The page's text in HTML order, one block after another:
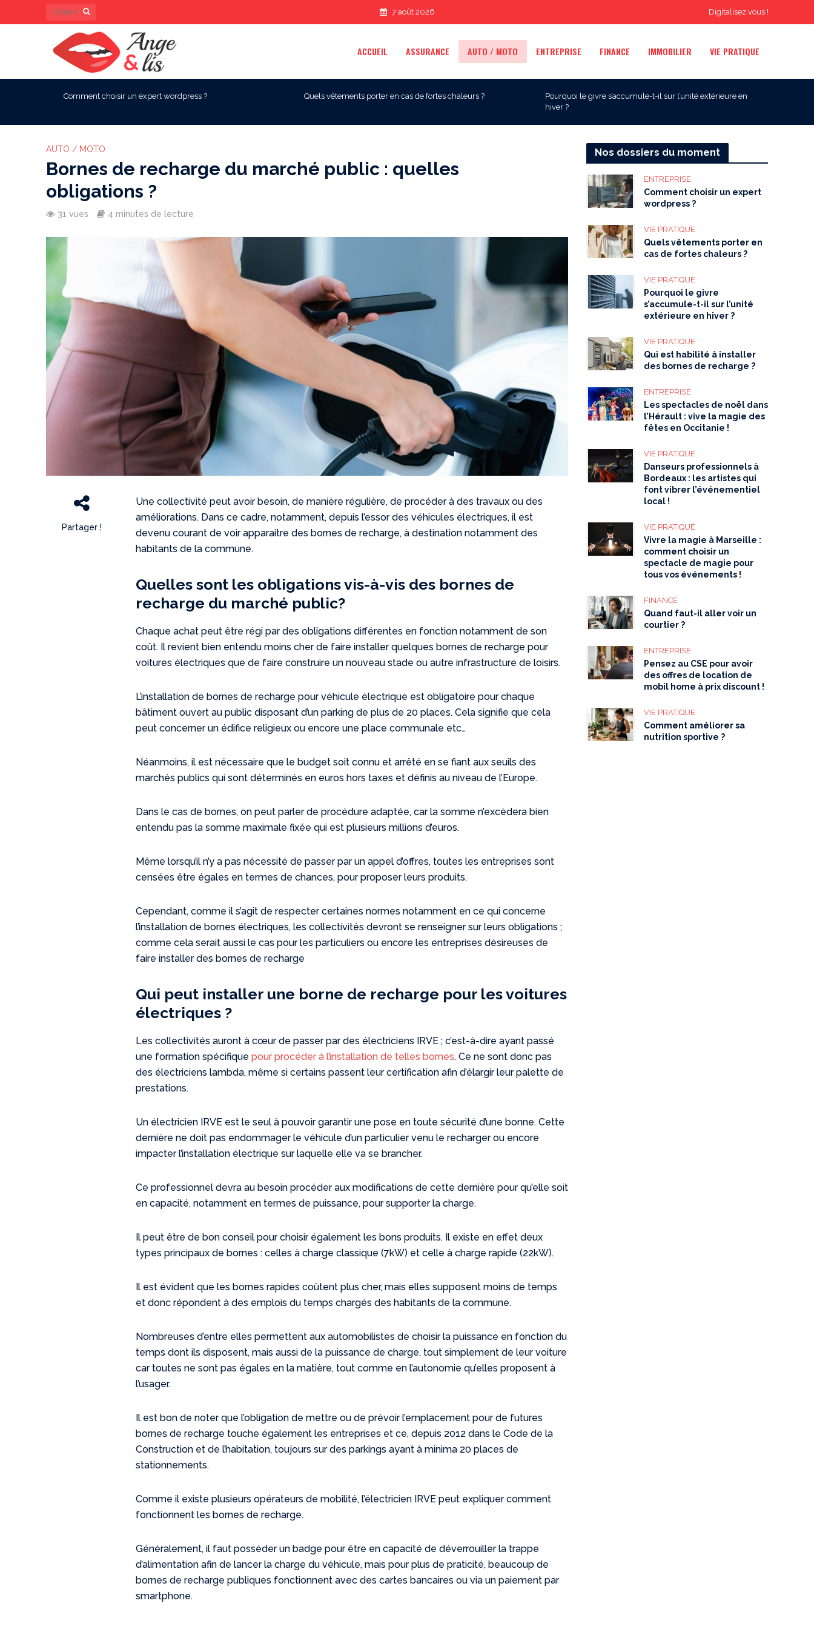
Digitalisez vous !
7 août 2026
ACCUEIL ASSURANCE AUTO / MOTO ENTREPRISE FINANCE IMMOBILIER VIE PRATIQUE
Comment choisir un expert wordpress ? Quels vêtements porter en cas de fortes chaleurs ?
Pourquoi le givre s’accumule-t-il sur l’unité extérieure en
hiver ?
AUTO / MOTO
Bornes de recharge du marché public : quelles
obligations ?
31 vues 4 minutes de lecture
Partager !
Une collectivité peut avoir besoin, de manière régulière, de procéder à des travaux ou des
améliorations. Dans ce cadre, notamment, depuis l’essor des véhicules électriques, il est
devenu courant de voir apparaitre des bornes de recharge, à destination notamment des
habitants de la commune.
Quelles sont les obligations vis-à-vis des bornes de
recharge du marché public?
Chaque achat peut être régi par des obligations différentes en fonction notamment de son
coût. Il revient bien entendu moins cher de faire installer quelques bornes de recharge pour
voitures électriques que de faire construire un nouveau stade ou autre infrastructure de loisirs.
L’installation de bornes de recharge pour véhicule électrique est obligatoire pour chaque
bâtiment ouvert au public disposant d’un parking de plus de 20 places. Cela signifie que cela
peut concerner un édifice religieux ou encore une place communale etc…
Néanmoins, il est nécessaire que le budget soit connu et arrêté en se fiant aux seuils des
marchés publics qui sont déterminés en euros hors taxes et définis au niveau de l’Europe.
Dans le cas de bornes, on peut parler de procédure adaptée, car la somme n’excèdera bien
entendu pas la somme maximale fixée qui est plusieurs millions d’euros.
Même lorsqu’il n’y a pas nécessité de passer par un appel d’offres, toutes les entreprises sont
censées être égales en termes de chances, pour proposer leurs produits.
Cependant, comme il s’agit de respecter certaines normes notamment en ce qui concerne
l’installation de bornes électriques, les collectivités devront se renseigner sur leurs obligations ;
comme cela serait aussi le cas pour les particuliers ou encore les entreprises désireuses de
faire installer des bornes de recharge
Qui peut installer une borne de recharge pour les voitures
électriques ?
Les collectivités auront à cœur de passer par des électriciens IRVE ; c’est-à-dire ayant passé
une formation spécifiquepour procéder à l’installation de telles bornes. Ce ne sont donc pas
des électriciens lambda, même si certains passent leur certification afin d’élargir leur palette de
prestations.
Un électricien IRVE est le seul à pouvoir garantir une pose en toute sécurité d’une bonne. Cette
dernière ne doit pas endommager le véhicule d’un particulier venu le recharger ou encore
impacter l’installation électrique sur laquelle elle va se brancher.
Ce professionnel devra au besoin procéder aux modifications de cette dernière pour qu’elle soit
en capacité, notamment en termes de puissance, pour supporter la charge.
Il peut être de bon conseil pour choisir également les bons produits. Il existe en effet deux
types principaux de bornes : celles à charge classique (7kW) et celle à charge rapide (22kW).
Il est évident que les bornes rapides coûtent plus cher, mais elles supposent moins de temps
et donc répondent à des emplois du temps chargés des habitants de la commune.
Nombreuses d’entre elles permettent aux automobilistes de choisir la puissance en fonction du
temps dont ils disposent, mais aussi de la puissance de charge, tout simplement de leur voiture
car toutes ne sont pas égales en la matière, tout comme en l’autonomie qu’elles proposent à
l’usager.
Il est bon de noter que l’obligation de mettre ou de prévoir l’emplacement pour de futures
bornes de recharge touche également les entreprises et ce, depuis 2012 dans le Code de la
Construction et de l’habitation, toujours sur des parkings ayant à minima 20 places de
stationnements.
Comme il existe plusieurs opérateurs de mobilité, l’électricien IRVE peut expliquer comment
fonctionnent les bornes de recharge.
Généralement, il faut posséder un badge pour être en capacité de déverrouiller la trappe
d’alimentation afin de lancer la charge du véhicule, mais pour plus de praticité, beaucoup de
bornes de recharge publiques fonctionnent avec des cartes bancaires ou via un paiement par
smartphone.
Nos dossiers du moment
ENTREPRISE
Comment choisir un expert
wordpress ?
VIE PRATIQUE
Quels vêtements porter en
cas de fortes chaleurs ?
VIE PRATIQUE
Pourquoi le givre
s’accumule-t-il sur l’unité
extérieure en hiver ?
VIE PRATIQUE
Qui est habilité à installer
des bornes de recharge ?
ENTREPRISE
Les spectacles de noël dans
l’Hérault : vive la magie des
fêtes en Occitanie !
VIE PRATIQUE
Danseurs professionnels à
Bordeaux : les artistes qui
font vibrer l’événementiel
local !
VIE PRATIQUE
Vivre la magie à Marseille :
comment choisir un
spectacle de magie pour
tous vos événements !
FINANCE
Quand faut-il aller voir un
courtier ?
ENTREPRISE
Pensez au CSE pour avoir
des offres de location de
mobil home à prix discount !
VIE PRATIQUE
Comment améliorer sa
nutrition sportive ?